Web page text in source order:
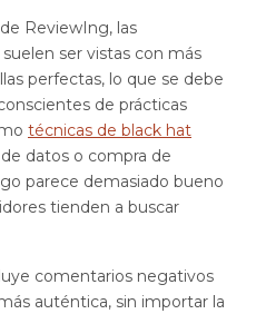
ReviewIng, las
ser vistas con más
perfectas, lo que se debe
de prácticas
técnicas de black hat
datos o compra de
parece demasiado bueno
tienden a buscar
comentarios negativos
auténtica, sin importar la